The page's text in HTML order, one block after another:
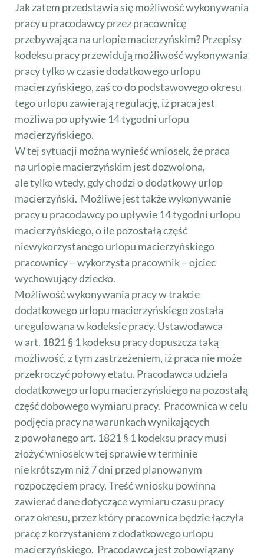
Jak zatem przedstawia się możliwość wykonywania
pracy u pracodawcy przez pracownicę
przebywająca na urlopie macierzyńskim? Przepisy
kodeksu pracy przewidują możliwość wykonywania
pracy tylko w czasie dodatkowego urlopu
macierzyńskiego, zaś co do podstawowego okresu
tego urlopu zawierają regulację, iż praca jest
możliwa po upływie 14 tygodni urlopu
macierzyńskiego.
W tej sytuacji można wynieść wniosek, że praca
na urlopie macierzyńskim jest dozwolona,
ale tylko wtedy, gdy chodzi o dodatkowy urlop
macierzyński. Możliwe jest także wykonywanie
pracy u pracodawcy po upływie 14 tygodni urlopu
macierzyńskiego, o ile pozostałą część
niewykorzystanego urlopu macierzyńskiego
pracownicy – wykorzysta pracownik – ojciec
wychowujący dziecko.
Możliwość wykonywania pracy w trakcie
dodatkowego urlopu macierzyńskiego została
uregulowana w kodeksie pracy. Ustawodawca
w art. 1821 § 1 kodeksu pracy dopuszcza taką
możliwość, z tym zastrzeżeniem, iż praca nie może
przekroczyć połowy etatu. Pracodawca udziela
dodatkowego urlopu macierzyńskiego na pozostałą
część dobowego wymiaru pracy. Pracownica w celu
podjęcia pracy na warunkach wynikających
z powołanego art. 1821 § 1 kodeksu pracy musi
złożyć wniosek w tej sprawie w terminie
nie krótszym niż 7 dni przed planowanym
rozpoczęciem pracy. Treść wniosku powinna
zawierać dane dotyczące wymiaru czasu pracy
oraz okresu, przez który pracownica będzie łączyła
pracę z korzystaniem z dodatkowego urlopu
macierzyńskiego. Pracodawca jest zobowiązany